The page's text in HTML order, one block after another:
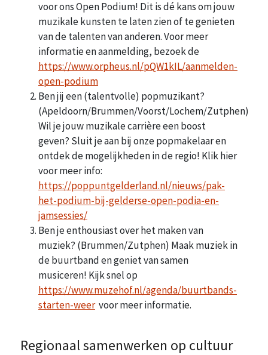
voor ons Open Podium! Dit is dé kans om jouw
muzikale kunsten te laten zien of te genieten
van de talenten van anderen. Voor meer
informatie en aanmelding, bezoek de
https://www.orpheus.nl/pQW1kIL/aanmelden-
open-podium
Ben jij een (talentvolle) popmuzikant?
(Apeldoorn/Brummen/Voorst/Lochem/Zutphen)
Wil je jouw muzikale carrière een boost
geven? Sluit je aan bij onze popmakelaar en
ontdek de mogelijkheden in de regio! Klik hier
voor meer info:
https://poppuntgelderland.nl/nieuws/pak-
het-podium-bij-gelderse-open-podia-en-
jamsessies/
Ben je enthousiast over het maken van
muziek? (Brummen/Zutphen) Maak muziek in
de buurtband en geniet van samen
musiceren! Kijk snel op
https://www.muzehof.nl/agenda/buurtbands-
starten-weervoor meer informatie.
Regionaal samenwerken op cultuur